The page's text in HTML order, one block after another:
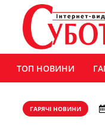
ТОП НОВИНИ
ГАРЯЧІ НОВИНИ